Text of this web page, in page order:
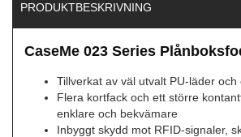
PRODUKTBESKRIVNING
CaseMe 023 Series
Tillverkat av väl utvalt PU-läder
Flera kortfack och ett större
enklare och bekvämare
Inbyggt skydd mot RFID-signaler,